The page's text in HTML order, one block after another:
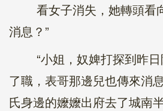
看女子消失，她轉頭看
消息？”
“小姐，奴婢打探到昨日
了職，表哥那邊兒也傳來消
氏身邊的嬤嬤出府去了城南